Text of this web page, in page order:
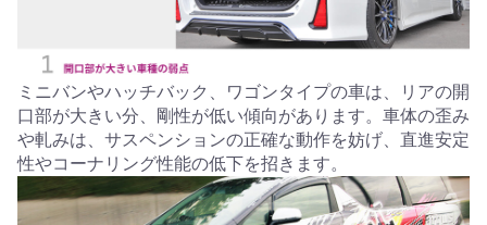
ミニバンやハッチバック、ワゴンタイプの車は、リアの開
口部が大きい分、剛性が低い傾向があります。車体の歪み
や軋みは、サスペンションの正確な動作を妨げ、直進安定
性やコーナリング性能の低下を招きます。